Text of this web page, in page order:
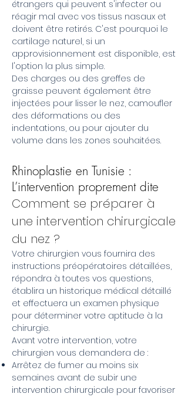
étrangers qui peuvent s'infecter ou
réagir mal avec vos tissus nasaux et
doivent être retirés. C'est pourquoi le
cartilage naturel, si un
approvisionnement est disponible, est
l'option la plus simple.
Des charges ou des greffes de
graisse peuvent également être
injectées pour lisser le nez, camoufler
des déformations ou des
indentations, ou pour ajouter du
volume dans les zones souhaitées.
Rhinoplastie en Tunisie :
L’intervention proprement dite
Comment se préparer à
une intervention chirurgicale
du nez ?
Votre chirurgien vous fournira des
instructions préopératoires détaillées,
répondra à toutes vos questions,
établira un historique médical détaillé
et effectuera un examen physique
pour déterminer votre aptitude à la
chirurgie.
Avant votre intervention, votre
chirurgien vous demandera de :
Arrêtez de fumer au moins six
semaines avant de subir une
intervention chirurgicale pour favoriser